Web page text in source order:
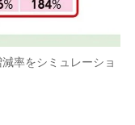
率をシミュレーショ